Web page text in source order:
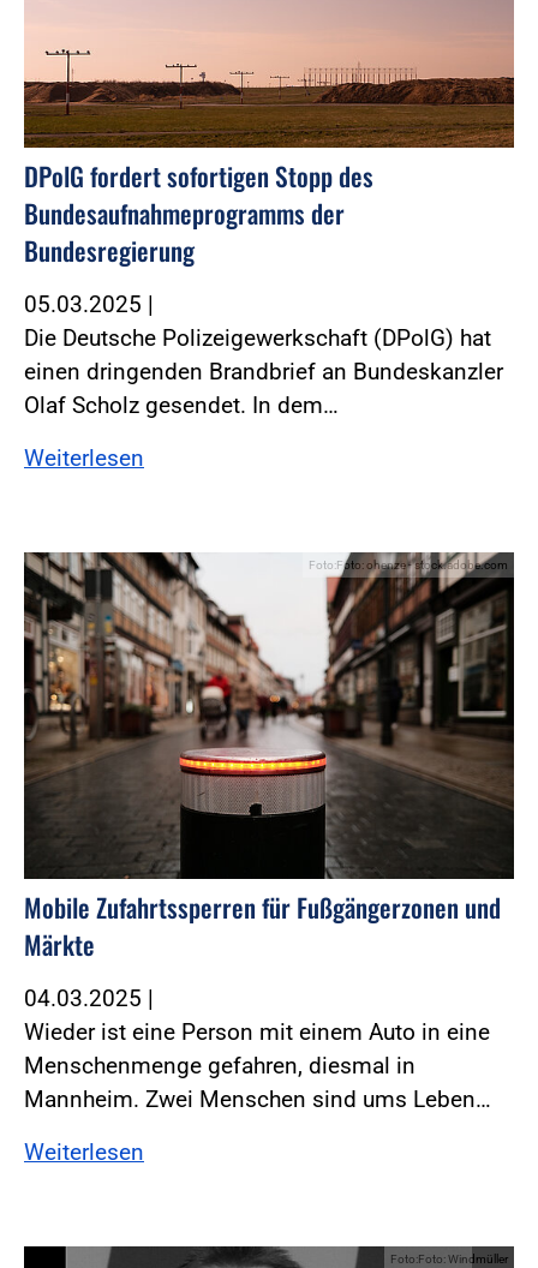
DPolG fordert sofortigen Stopp des
Bundesaufnahmeprogramms der
Bundesregierung
05.03.2025 |
Die Deutsche Polizeigewerkschaft (DPolG) hat
einen dringenden Brandbrief an Bundeskanzler
Olaf Scholz gesendet. In dem…
Weiterlesen
Foto:Foto: ohenze - stock.adobe.com
Mobile Zufahrtssperren für Fußgängerzonen und
Märkte
04.03.2025 |
Wieder ist eine Person mit einem Auto in eine
Menschenmenge gefahren, diesmal in
Mannheim. Zwei Menschen sind ums Leben…
Weiterlesen
Foto:Foto: Windmüller